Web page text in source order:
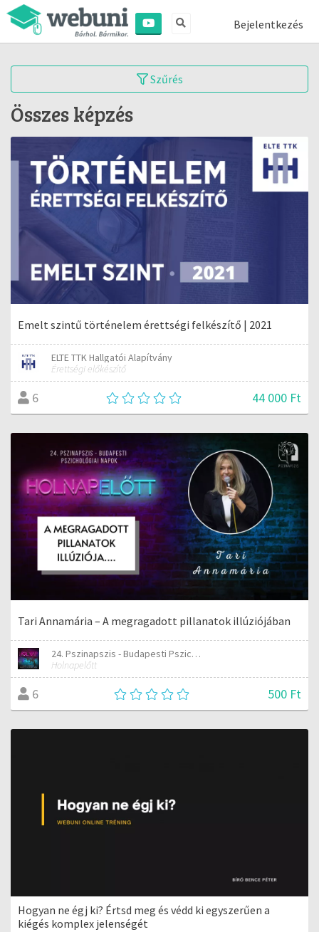
Bejelentkezés
Szűrés
Összes képzés
Emelt szintű történelem érettségi felkészítő | 2021
ELTE TTK Hallgatói Alapítvány
Érettségi előkészítő
6 44 000 Ft
Tari Annamária – A megragadott pillanatok illúziójában
24. Pszinapszis - Budapesti Pszichológiai Napok
Holnapelőtt
6 500 Ft
Hogyan ne égj ki? Értsd meg és védd ki egyszerűen a
kiégés komplex jelenségét